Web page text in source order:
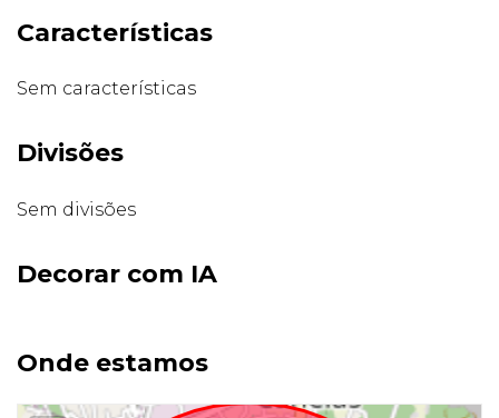
Características
Sem características
Divisões
Sem divisões
Decorar com IA
Onde estamos